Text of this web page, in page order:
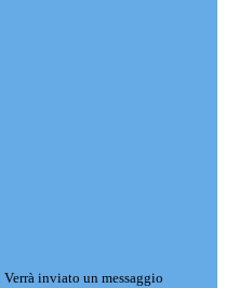
Verrà inviato un messaggio